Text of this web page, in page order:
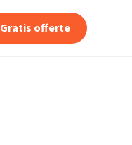
Gratis offerte